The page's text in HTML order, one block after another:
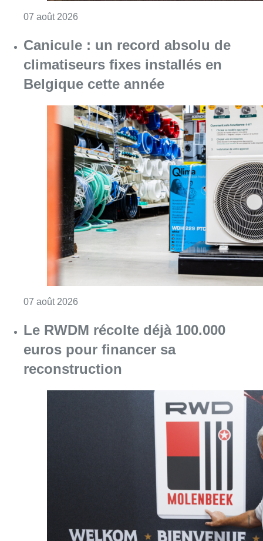
07 août 2026
Canicule : un record absolu de
climatiseurs fixes installés en
Belgique cette année
07 août 2026
Le RWDM récolte déjà 100.000
euros pour financer sa
reconstruction